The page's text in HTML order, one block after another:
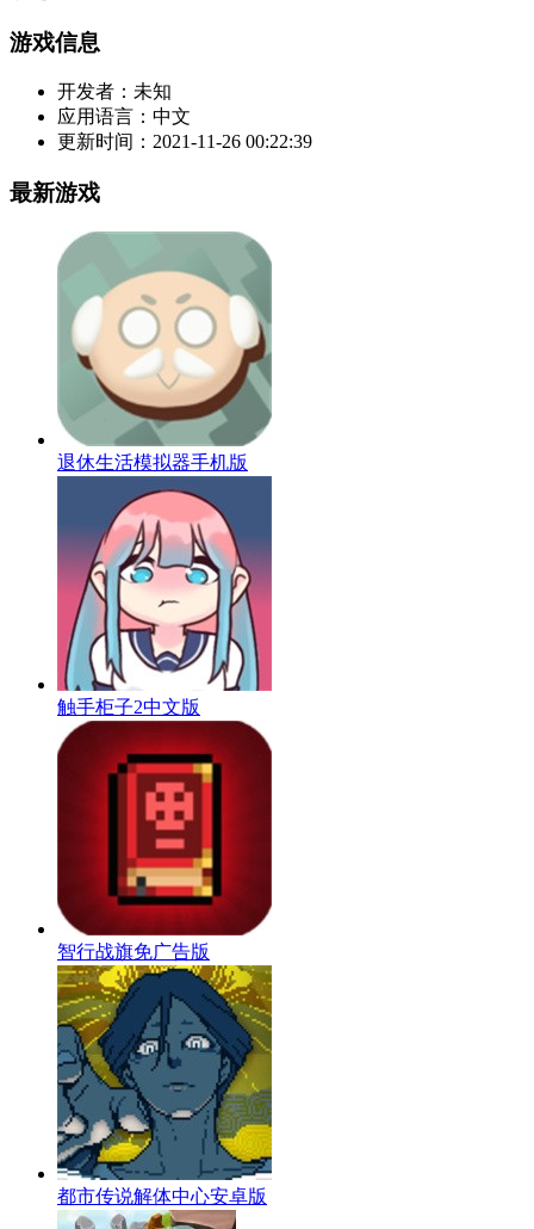
游戏信息
开发者： 未知
应用语言： 中文
更新时间： 2021-11-26 00:22:39
最新游戏
退休生活模拟器手机版
触手柜子2中文版
智行战旗免广告版
都市传说解体中心安卓版